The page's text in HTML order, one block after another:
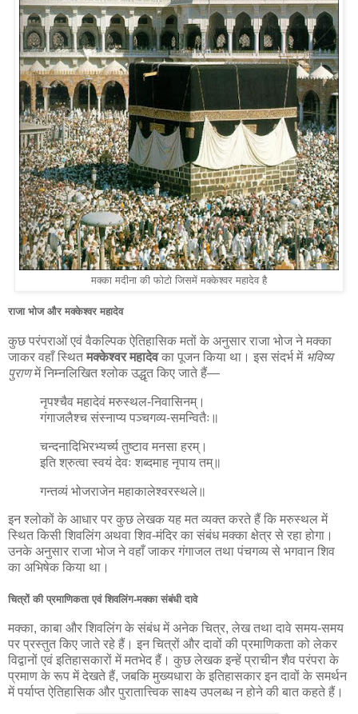
मक्का मदीना की फोटो जिसमें मक्केश्वर महादेव है
राजा भोज और मक्केश्वर महादेव
कुछ परंपराओं एवं वैकल्पिक ऐतिहासिक मतों के अनुसार राजा भोज ने मक्का
जाकर वहाँ स्थितमक्केश्वर महादेवका पूजन किया था। इस संदर्भ में भविष्य
पुराणमें निम्नलिखित श्लोक उद्धृत किए जाते हैं—
नृपश्चैव महादेवं मरुस्थल-निवासिनम्।
गंगाजलैश्च संस्नाप्य पञ्चगव्य-समन्वितैः॥
चन्दनादिभिरभ्यर्च्य तुष्टाव मनसा हरम्।
इति श्रुत्वा स्वयं देवः शब्दमाह नृपाय तम्॥
गन्तव्यं भोजराजेन महाकालेश्वरस्थले॥
इन श्लोकों के आधार पर कुछ लेखक यह मत व्यक्त करते हैं कि मरुस्थल में
स्थित किसी शिवलिंग अथवा शिव-मंदिर का संबंध मक्का क्षेत्र से रहा होगा।
उनके अनुसार राजा भोज ने वहाँ जाकर गंगाजल तथा पंचगव्य से भगवान शिव
का अभिषेक किया था।
चित्रों की प्रमाणिकता एवं शिवलिंग-मक्का संबंधी दावे
मक्का, काबा और शिवलिंग के संबंध में अनेक चित्र, लेख तथा दावे समय-समय
पर प्रस्तुत किए जाते रहे हैं। इन चित्रों और दावों की प्रमाणिकता को लेकर
विद्वानों एवं इतिहासकारों में मतभेद हैं। कुछ लेखक इन्हें प्राचीन शैव परंपरा के
प्रमाण के रूप में देखते हैं, जबकि मुख्यधारा के इतिहासकार इन दावों के समर्थन
में पर्याप्त ऐतिहासिक और पुरातात्त्विक साक्ष्य उपलब्ध न होने की बात कहते हैं।